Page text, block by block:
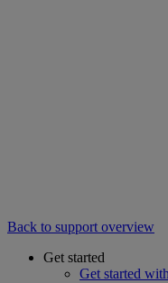
Back to support overview
Get started
Get started